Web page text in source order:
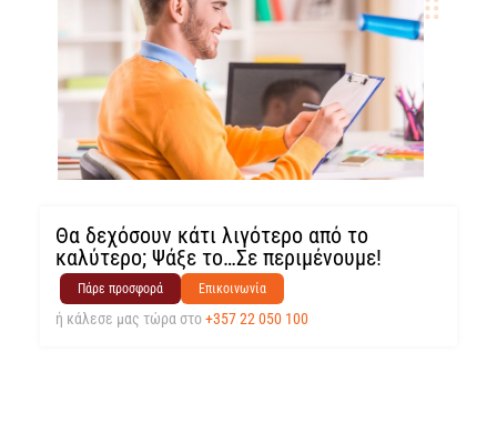
Θα δεχόσουν κάτι λιγότερο από το
καλύτερο; Ψάξε το…Σε περιμένουμε!
Πάρε προσφορά Επικοινωνία
ή κάλεσε μας τώρα στο+357 22 050 100